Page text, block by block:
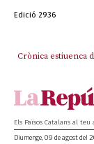
Edició 2936
Crònica estiuenca
Els Països Catalans al teu
Diumenge, 09 de agost del